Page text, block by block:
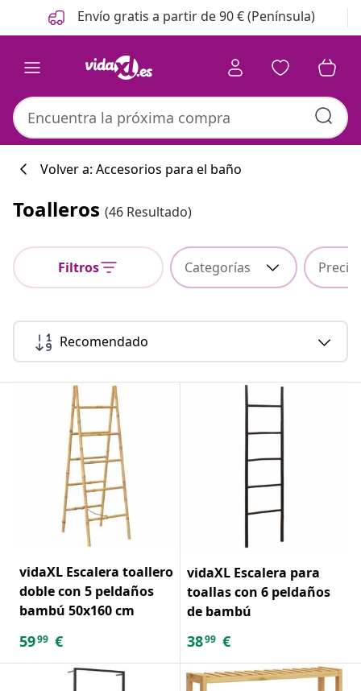
Anterior
Siguiente Envío gratis a partir de 90 € (Península)
Volver a: Accesorios para el baño
Toalleros (46 Resultado)
Filtros Categorías Precio
Recomendado
vidaXL Escalera toallero
doble con 5 peldaños
bambú 50x160 cm
5999 €
vidaXL Escalera para
toallas con 6 peldaños
de bambú
3899 €